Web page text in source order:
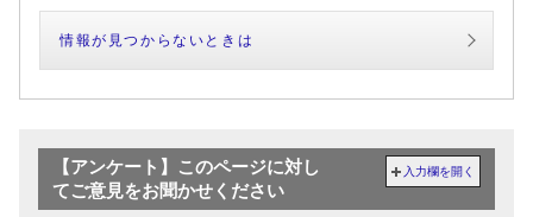
情報が見つからないときは
【アンケート】このページに対し
てご意見をお聞かせください
入力欄を開く